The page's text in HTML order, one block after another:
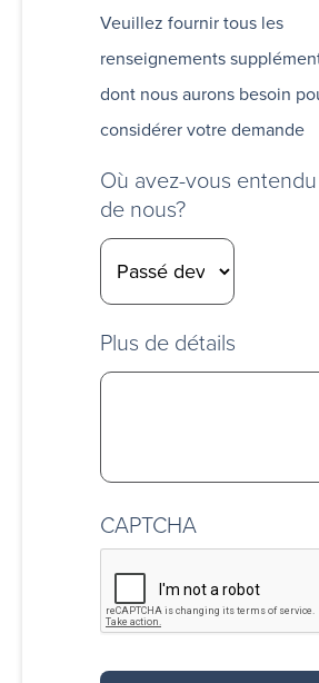
Veuillez fournir tous les
renseignements
dont nous aurons besoin
considérer votre demande
Où avez-vous
de nous?
Plus de détails
CAPTCHA